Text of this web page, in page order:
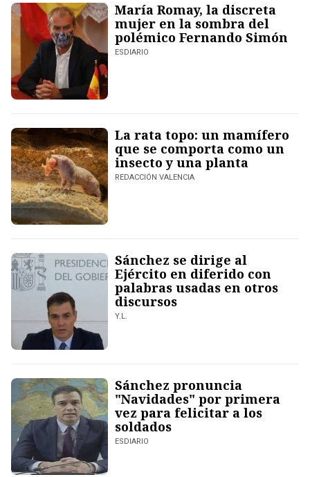
María Romay, la discreta
mujer en la sombra del
polémico Fernando Simón
ESDIARIO
La rata topo: un mamífero
que se comporta como un
insecto y una planta
REDACCIÓN VALENCIA
Sánchez se dirige al
Ejército en diferido con
palabras usadas en otros
discursos
Y.L.
Sánchez pronuncia
"Navidades" por primera
vez para felicitar a los
soldados
ESDIARIO